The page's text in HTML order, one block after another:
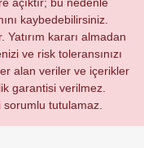
kaybedebilirsiniz.
Yatırım kararı almadan
ve risk toleransınızı
alan veriler ve içerikler
garantisi verilmez.
tutulamaz.